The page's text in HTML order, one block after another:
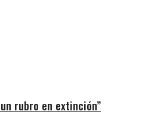
rubro en extinción”